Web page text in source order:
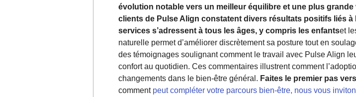
évolution notable vers un meilleur équilibre et une plus grande
clients de Pulse Align constatent divers résultats positifs liés
services s’adressent à tous les âges, y compris les enfantset
naturelle permet d’améliorer discrètement sa posture tout en
des témoignages soulignant comment le travail avec Pulse Align
confort au quotidien. Ces commentaires illustrent comment
changements dans le bien-être général. Faites le premier pas
comment peut compléter votre parcours bien-être, nous vous